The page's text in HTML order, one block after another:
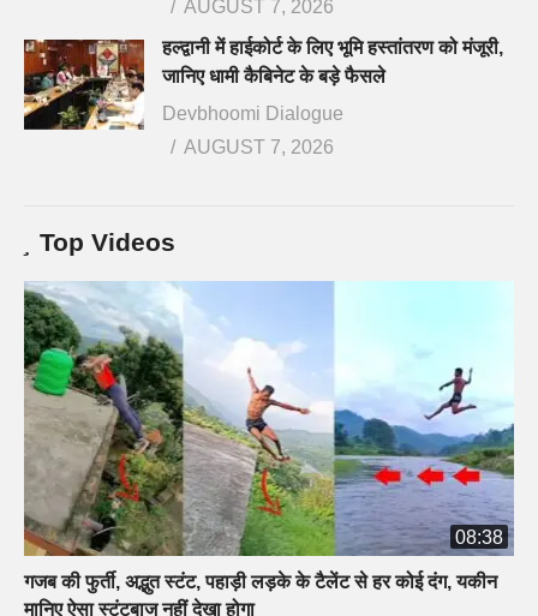
AUGUST 7, 2026
हल्द्वानी में हाईकोर्ट के लिए भूमि हस्तांतरण को मंजूरी,
जानिए धामी कैबिनेट के बड़े फैसले
Devbhoomi Dialogue
AUGUST 7, 2026
Top Videos
08:38
गजब की फुर्ती, अद्भुत स्टंट, पहाड़ी लड़के के टैलेंट से हर कोई दंग, यकीन
मानिए ऐसा स्टंटबाज नहीं देखा होगा